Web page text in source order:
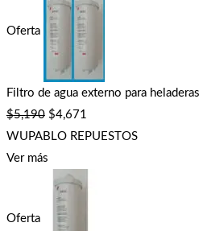
Oferta
Filtro de agua externo para
$5,190 $4,671
WUPABLO REPUESTOS
Ver más
Oferta